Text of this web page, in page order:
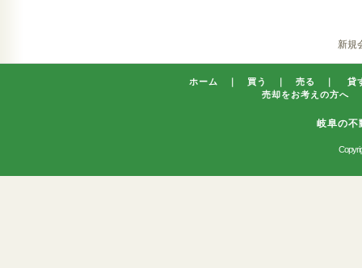
新規
ホーム ｜ 買う ｜ 売る ｜
貸
売却をお考えの方へ
岐阜の不